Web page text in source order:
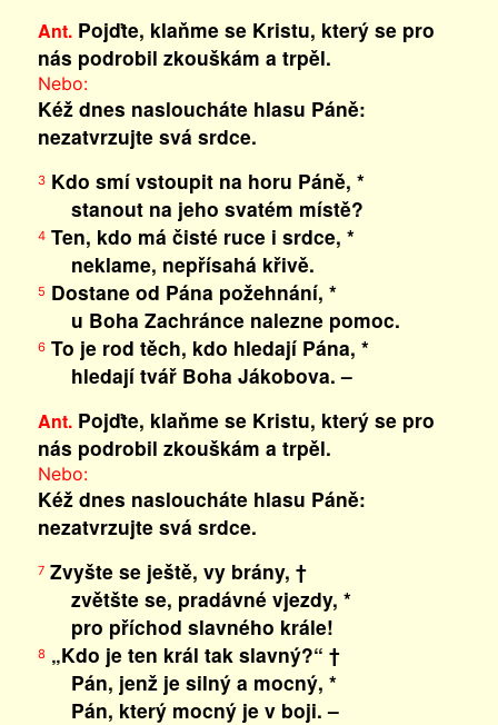
Ant.Pojďte, klaňme se Kristu, který se pro
nás podrobil zkouškám a trpěl.
Nebo:
Kéž dnes nasloucháte hlasu Páně:
nezatvrzujte svá srdce.
3Kdo smí vstoupit na horu Páně, *
stanout na jeho svatém místě?
4Ten, kdo má čisté ruce i srdce, *
neklame, nepřísahá křivě.
5 Dostane od Pána požehnání, *
u Boha Zachránce nalezne pomoc.
6To je rod těch, kdo hledají Pána, *
hledají tvář Boha Jákobova. –
Ant.Pojďte, klaňme se Kristu, který se pro
nás podrobil zkouškám a trpěl.
Nebo:
Kéž dnes nasloucháte hlasu Páně:
nezatvrzujte svá srdce.
7Zvyšte se ještě, vy brány, †
zvětšte se, pradávné vjezdy, *
pro příchod slavného krále!
8 „Kdo je ten král tak slavný?“ †
Pán, jenž je silný a mocný, *
Pán, který mocný je v boji. –